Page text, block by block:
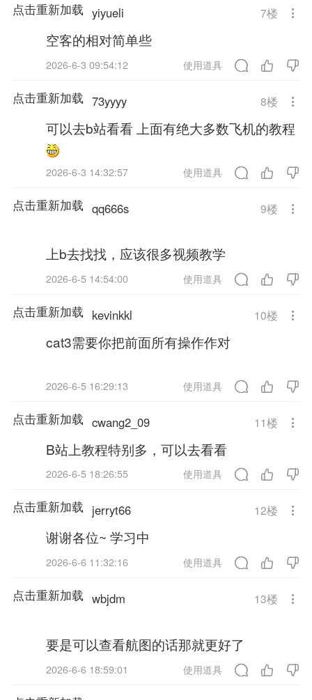
点击重新加载 7楼
yiyueli
空客的相对简单些
2026-6-3 09:54:12 使用道具
点击重新加载 8楼
73yyyy
可以去b站看看 上面有绝大多数飞机的教程
2026-6-3 14:32:57 使用道具
点击重新加载 9楼
qq666s
上b去找找，应该很多视频教学
2026-6-5 14:54:00 使用道具
点击重新加载 10楼
kevinkkl
cat3需要你把前面所有操作作对
2026-6-5 16:29:13 使用道具
点击重新加载 11楼
cwang2_09
B站上教程特别多，可以去看看
2026-6-5 18:26:55 使用道具
点击重新加载 12楼
jerryt66
谢谢各位~ 学习中
2026-6-6 11:32:16 使用道具
点击重新加载 13楼
wbjdm
要是可以查看航图的话那就更好了
2026-6-6 18:59:01 使用道具